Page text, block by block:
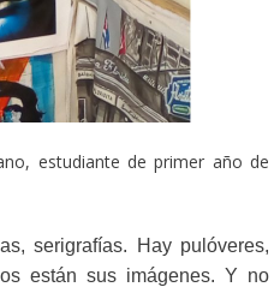
estudiante de primer año de
serigrafías. Hay pulóveres,
están sus imágenes. Y no